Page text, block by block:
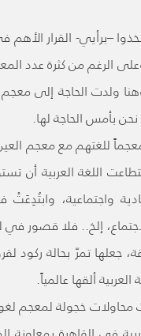
–برأيي- القرار
الرغم من كثرة عدد
ولدت الحاجة إلى معجم
بأمس الحاجة لها.
اللغة العربية أن
واجتماعية، وابتُدِعَتْ
إلخ.. فلا قصور في
جعلها تمرّ بحالة
ألقها عالمياً.
خجولة لمعجم